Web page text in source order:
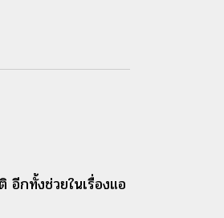
กทั้งช่วยในเรื่องแอ